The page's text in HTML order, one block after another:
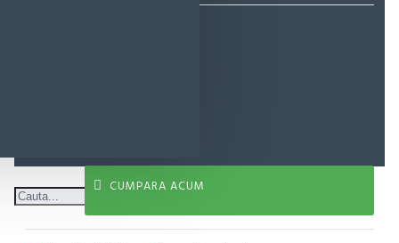
CUMPARA ACUM